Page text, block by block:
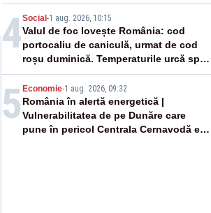
4Social -1 aug. 2026, 10:15
Valul de foc lovește România: cod
portocaliu de caniculă, urmat de cod
roșu duminică. Temperaturile urcă spre
40°C
5 Economie-1 aug. 2026, 09:32
România în alertă energetică |
Vulnerabilitatea de pe Dunăre care
pune în pericol Centrala Cernavodă era